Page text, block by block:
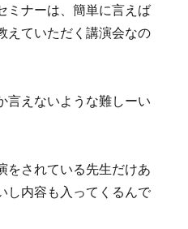
ミナーは、簡単に言えば
えていただく講演会なの
言えないような難しーい
をされている先生だけあ
し内容も入ってくるんで